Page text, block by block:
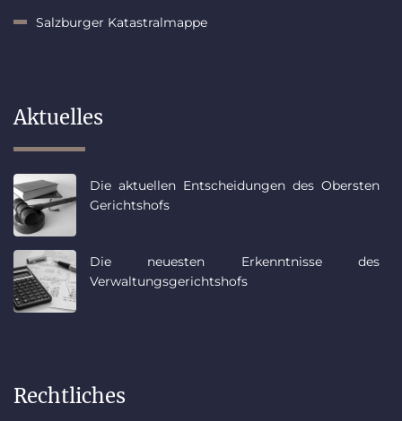
Salzburger Katastralmappe
Aktuelles
Die aktuellen Entscheidungen des Obersten
Gerichtshofs
Die neuesten Erkenntnisse des
Verwaltungsgerichtshofs
Rechtliches